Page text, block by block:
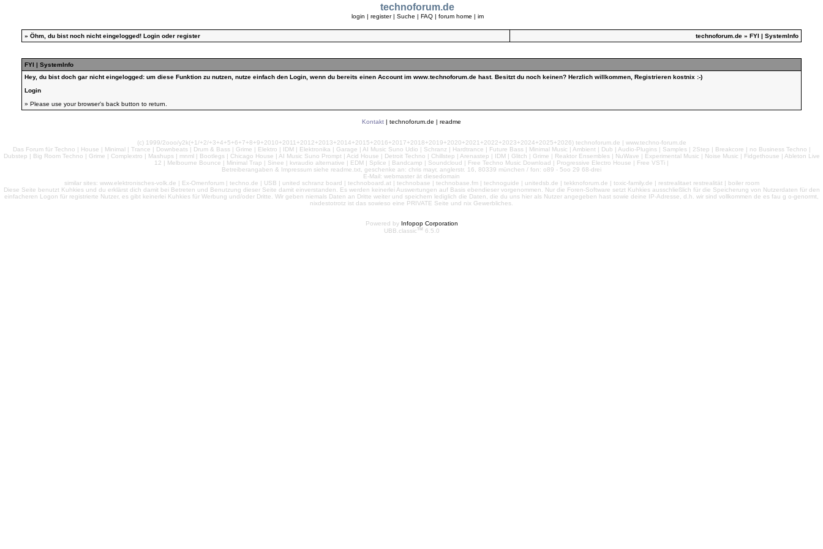
technoforum.de
login | register | Suche | FAQ| forum home | im
» Öhm, du bist noch nicht eingelogged! Login oder register technoforum.de » FYI | SystemInfo
FYI | SystemInfo
Hey, du bist doch gar nicht eingelogged: um diese Funktion zu nutzen, nutze einfach den Login, wenn du bereits einen Account im www.technoforum.de hast. Besitzt du noch keinen? Herzlich willkommen, Registrieren kostnix :-)
Login
» Please use your browser's back button to return.
Kontakt | technoforum.de | readme
(c) 1999/2ooo/y2k(+1/+2/+3+4+5+6+7+8+9+2010+2011+2012+2013+2014+2015+2016+2017+2018+2019+2020+2021+2022+2023+2024+2025+2026) technoforum.de | www.techno-forum.de
Das Forum für Techno | House | Minimal | Trance | Downbeats | Drum & Bass | Grime | Elektro | IDM | Elektronika | Garage | AI Music Suno Udio | Schranz | Hardtrance | Future Bass | Minimal Music | Ambient | Dub | Audio-Plugins | Samples | 2Step | Breakcore | no Business Techno |
Dubstep | Big Room Techno | Grime | Complextro | Mashups | mnml | Bootlegs | Chicago House | AI Music Suno Prompt | Acid House | Detroit Techno | Chillstep | Arenastep | IDM | Glitch | Grime | Reaktor Ensembles | NuWave | Experimental Music | Noise Music | Fidgethouse | Ableton Live
12 | Melbourne Bounce | Minimal Trap | Sinee | kvraudio alternative | EDM | Splice | Bandcamp | Soundcloud | Free Techno Music Download | Progressive Electro House | Free VSTi |
Betreiberangaben & Impressum siehe readme.txt, geschenke an: chris mayr, anglerstr. 16, 80339 münchen / fon: o89 - 5oo 29 68-drei
E-Mail: webmaster ät diesedomain
similar sites: www.elektronisches-volk.de | Ex-Omenforum | techno.de | USB | united schranz board | technoboard.at | technobase | technobase.fm | technoguide | unitedsb.de | tekknoforum.de | toxic-family.de | restrealitaet restrealität | boiler room
Diese Seite benutzt Kuhkies und du erklärst dich damit bei Betreten und Benutzung dieser Seite damit einverstanden. Es werden keinerlei Auswertungen auf Basis ebendieser vorgenommen. Nur die Foren-Software setzt Kuhkies ausschließlich für die Speicherung von Nutzerdaten für den
einfacheren Logon für registrierte Nutzer, es gibt keinerlei Kuhkies für Werbung und/oder Dritte. Wir geben niemals Daten an Dritte weiter und speichern lediglich die Daten, die du uns hier als Nutzer angegeben hast sowie deine IP-Adresse, d.h. wir sind vollkommen de es fau g o-genormt,
nixdestotrotz ist das sowieso eine PRIVATE Seite und nix Gewerbliches.
Powered by Infopop Corporation
UBB.classicTM 6.5.0